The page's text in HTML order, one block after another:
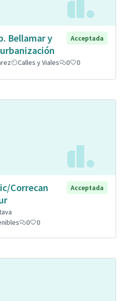
Bellamar y
Acceptada
Calles y Viales 0 0
Correcan
Acceptada
0 0